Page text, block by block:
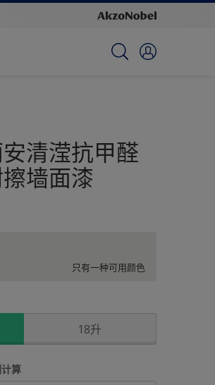
清滢抗甲醛
墙面漆
只有一种可用颜色
18升
算